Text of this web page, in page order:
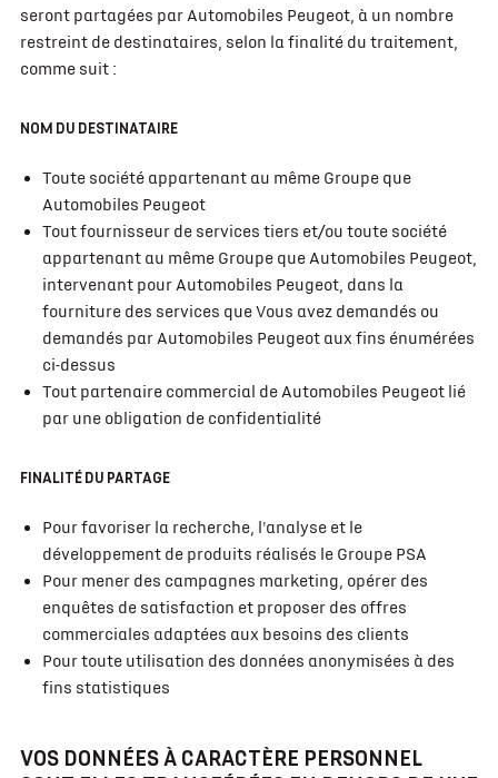
seront partagées par Automobiles Peugeot, à un nombre
restreint de destinataires, selon la finalité du traitement,
comme suit :
NOM DU DESTINATAIRE
Toute société appartenant au même Groupe que
Automobiles Peugeot
Tout fournisseur de services tiers et/ou toute société
appartenant au même Groupe que Automobiles Peugeot,
intervenant pour Automobiles Peugeot, dans la
fourniture des services que Vous avez demandés ou
demandés par Automobiles Peugeot aux fins énumérées
ci-dessus
Tout partenaire commercial de Automobiles Peugeot lié
par une obligation de confidentialité
FINALITÉ DU PARTAGE
Pour favoriser la recherche, l'analyse et le
développement de produits réalisés le Groupe PSA
Pour mener des campagnes marketing, opérer des
enquêtes de satisfaction et proposer des offres
commerciales adaptées aux besoins des clients
Pour toute utilisation des données anonymisées à des
fins statistiques
VOS DONNÉES À CARACTÈRE PERSONNEL